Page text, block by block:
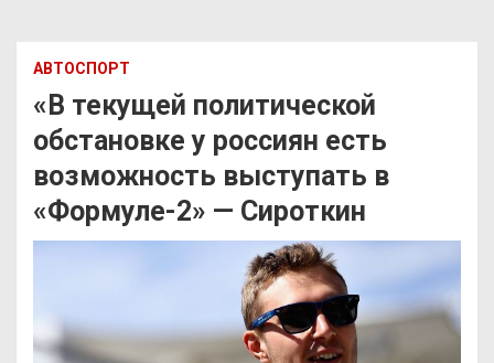
АВТОСПОРТ
«В текущей политической
обстановке у россиян есть
возможность выступать в
«Формуле-2» — Сироткин